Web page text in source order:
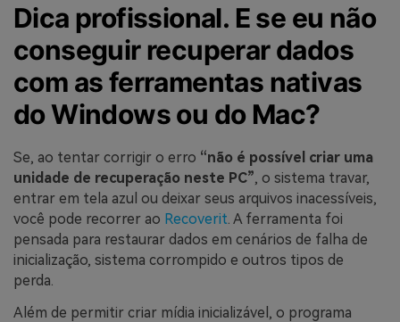
Dica profissional. E se eu não
conseguir recuperar dados
com as ferramentas nativas
do Windows ou do Mac?
Se, ao tentar corrigir o erro “não é possível criar uma
unidade de recuperação neste PC”, o sistema travar,
entrar em tela azul ou deixar seus arquivos inacessíveis,
você pode recorrer ao Recoverit. A ferramenta foi
pensada para restaurar dados em cenários de falha de
inicialização, sistema corrompido e outros tipos de
perda.
Além de permitir criar mídia inicializável, o programa